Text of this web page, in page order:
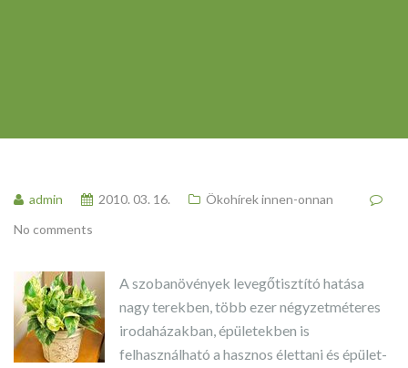
admin 2010. 03. 16.
Ökohírek innen-onnan
No comments
A szobanövények levegőtisztító hatása
nagy terekben, több ezer négyzetméteres
irodaházakban, épületekben is
felhasználható a hasznos élettani és épület-